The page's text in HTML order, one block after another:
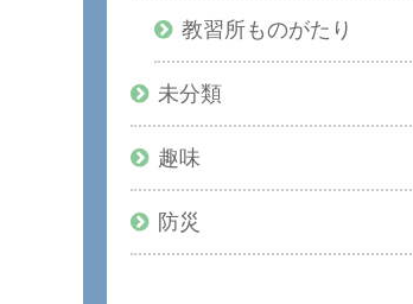
教習所ものがたり
未分類
趣味
防災